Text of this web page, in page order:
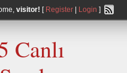
visitor! [ Register| Login ]
Canlı